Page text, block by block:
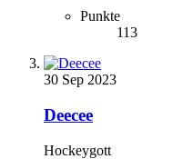
Punkte
113
30 Sep 2023
Deecee
Hockeygott